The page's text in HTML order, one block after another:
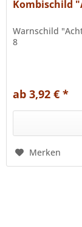
Kombischild
Warnschild
8
ab 3,92 € *
Merken